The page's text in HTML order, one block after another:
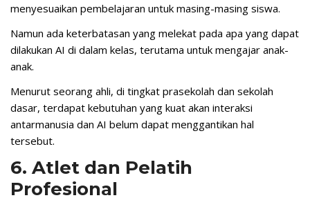
menyesuaikan pembelajaran untuk masing-masing siswa.
Namun ada keterbatasan yang melekat pada apa yang dapat
dilakukan AI di dalam kelas, terutama untuk mengajar anak-
anak.
Menurut seorang ahli, di tingkat prasekolah dan sekolah
dasar, terdapat kebutuhan yang kuat akan interaksi
antarmanusia dan AI belum dapat menggantikan hal
tersebut.
6. Atlet dan Pelatih
Profesional